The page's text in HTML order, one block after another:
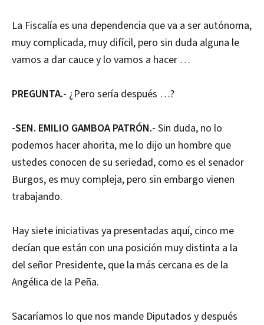
La Fiscalía es una dependencia que va a ser autónoma,
muy complicada, muy difícil, pero sin duda alguna le
vamos a dar cauce y lo vamos a hacer …
PREGUNTA.- ¿Pero sería después …?
-SEN. EMILIO GAMBOA PATRÓN.- Sin duda, no lo
podemos hacer ahorita, me lo dijo un hombre que
ustedes conocen de su seriedad, como es el senador
Burgos, es muy compleja, pero sin embargo vienen
trabajando.
Hay siete iniciativas ya presentadas aquí, cinco me
decían que están con una posición muy distinta a la
del señor Presidente, que la más cercana es de la
Angélica de la Peña.
Sacaríamos lo que nos mande Diputados y después